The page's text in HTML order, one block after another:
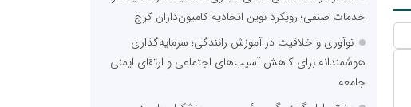
خدمات صنفی؛ رویکرد نوین اتحادیه کامیون‌داران کرج
نوآوری و خلاقیت در آموزش رانندگی؛ سرمایه‌گذاری
هوشمندانه برای کاهش آسیب‌های اجتماعی و ارتقای ایمنی
جامعه